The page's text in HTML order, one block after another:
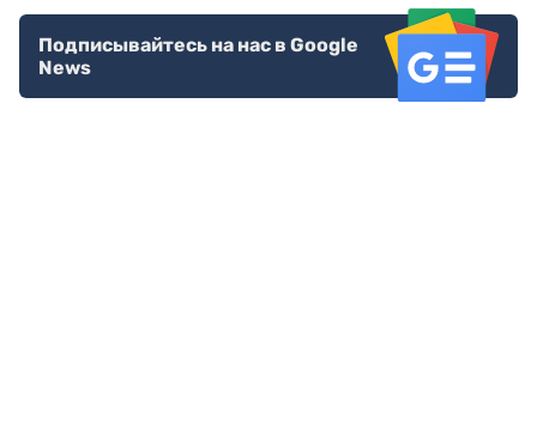
Подписывайтесь на нас в Google
News